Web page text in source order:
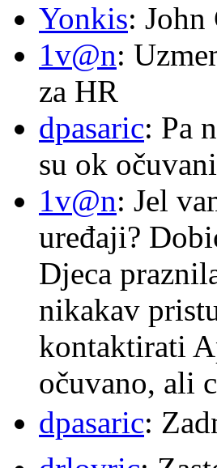
Yonkis: John
1v@n:
za HR
dpasaric: Pa
su ok
1v@n: Jel
uređaji?
Djeca
nikakav
kontaktirati
očuvano, ali
dpasaric: